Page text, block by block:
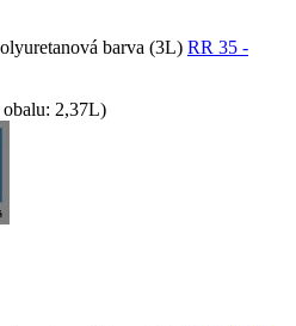
barva (3L) RR 35 -
obalu: 2,37L)